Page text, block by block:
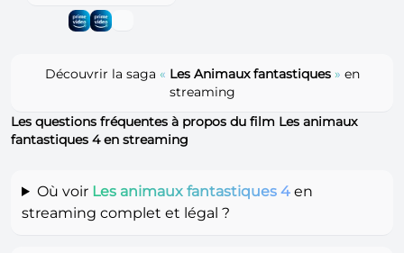
Découvrir la saga « Les Animaux fantastiques » en
streaming
Les questions fréquentes à propos du film Les animaux
fantastiques 4 en streaming
Où voir Les animaux fantastiques 4en
streaming complet et légal ?